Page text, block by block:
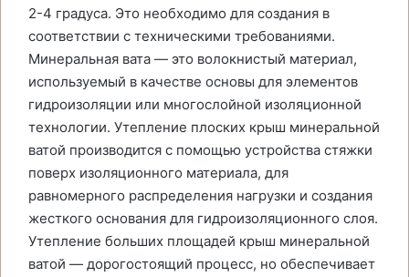
2-4 градуса. Это необходимо для создания в
соответствии с техническими требованиями.
Минеральная вата — это волокнистый материал,
используемый в качестве основы для элементов
гидроизоляции или многослойной изоляционной
технологии. Утепление плоских крыш минеральной
ватой производится с помощью устройства стяжки
поверх изоляционного материала, для
равномерного распределения нагрузки и создания
жесткого основания для гидроизоляционного слоя.
Утепление больших площадей крыш минеральной
ватой — дорогостоящий процесс, но обеспечивает